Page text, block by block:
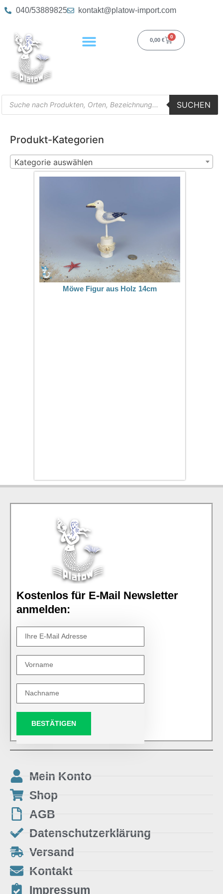
040/53889825 kontakt@platow-import.com
0,00 €
0
SUCHEN
Produkt-Kategorien
Kategorie auswählen
Möwe Figur aus Holz 14cm
Kostenlos für E-Mail Newsletter
anmelden:
BESTÄTIGEN
Mein Konto
Shop
AGB
Datenschutzerklärung
Versand
Kontakt
Impressum